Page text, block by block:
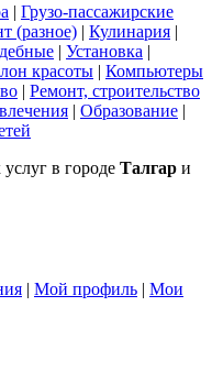
| Грузо-пассажирские
(разное) | Кулинария |
| Установка |
красоты | Компьютеры
| Ремонт, строительство
| Образование |
в городе Талгар и
| Мой профиль | Мои